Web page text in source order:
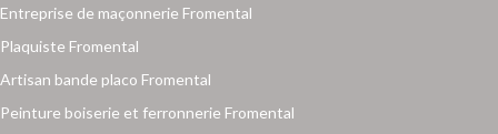
Entreprise de maçonnerie Fromental
Plaquiste Fromental
Artisan bande placo Fromental
Peinture boiserie et ferronnerie Fromental